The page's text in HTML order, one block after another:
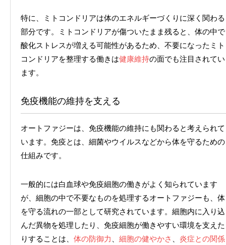
特に、ミトコンドリアは体のエネルギーづくりに深く関わる
部分です。ミトコンドリアが傷ついたまま残ると、体の中で
酸化ストレスが増える可能性があるため、不要になったミト
コンドリアを整理する働きは健康維持の面でも注目されてい
ます。
免疫機能の維持を支える
オートファジーは、免疫機能の維持にも関わると考えられて
います。免疫とは、細菌やウイルスなどから体を守るための
仕組みです。
一般的には白血球や免疫細胞の働きがよく知られています
が、細胞の中で不要なものを処理するオートファジーも、体
を守る流れの一部として研究されています。細胞内に入り込
んだ異物を処理したり、免疫細胞が働きやすい環境を支えた
りすることは、 体の防御力 細胞の健やかさ
炎症との関係